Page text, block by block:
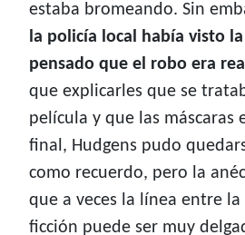
estaba bromeando. Sin
la policía local había visto
pensado que el robo era
que explicarles que se
película y que las máscaras
final, Hudgens pudo
como recuerdo, pero la
que a veces la línea entre
ficción puede ser muy